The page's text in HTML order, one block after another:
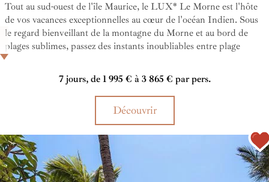
Tout au sud-ouest de l'île Maurice, le LUX* Le Morne est l'hôte
de vos vacances exceptionnelles au cœur de l'océan Indien. Sous
le regard bienveillant de la montagne du Morne et au bord de
plages sublimes, passez des instants inoubliables entre plage
paradisiaque et service luxueux.
7 jours, de 1 995 € à 3 865 € par pers.
Découvrir